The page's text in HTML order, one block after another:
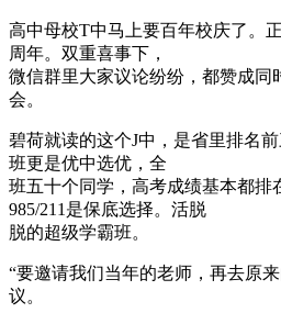
高中母校T中马上要百年校庆了。
周年。双重喜事下，
微信群里大家议论纷纷，都赞成同
会。
碧荷就读的这个J中，是省里排名
班更是优中选优，全
班五十个同学，高考成绩基本都排
985/211是保底选择。活脱
脱的超级学霸班。
“要邀请我们当年的老师，再去原
议。